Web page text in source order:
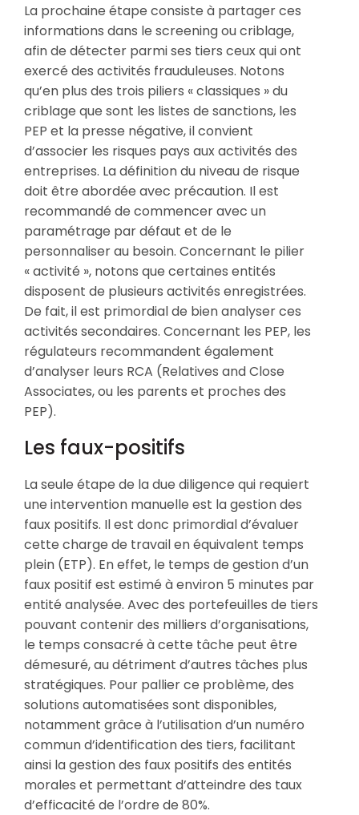
La prochaine étape consiste à partager ces
informations dans le screening ou criblage,
afin de détecter parmi ses tiers ceux qui ont
exercé des activités frauduleuses. Notons
qu’en plus des trois piliers « classiques » du
criblage que sont les listes de sanctions, les
PEP et la presse négative, il convient
d’associer les risques pays aux activités des
entreprises. La définition du niveau de risque
doit être abordée avec précaution. Il est
recommandé de commencer avec un
paramétrage par défaut et de le
personnaliser au besoin. Concernant le pilier
« activité », notons que certaines entités
disposent de plusieurs activités enregistrées.
De fait, il est primordial de bien analyser ces
activités secondaires. Concernant les PEP, les
régulateurs recommandent également
d’analyser leurs RCA (Relatives and Close
Associates, ou les parents et proches des
PEP).
Les faux-positifs
La seule étape de la due diligence qui requiert
une intervention manuelle est la gestion des
faux positifs. Il est donc primordial d’évaluer
cette charge de travail en équivalent temps
plein (ETP). En effet, le temps de gestion d’un
faux positif est estimé à environ 5 minutes par
entité analysée. Avec des portefeuilles de tiers
pouvant contenir des milliers d’organisations,
le temps consacré à cette tâche peut être
démesuré, au détriment d’autres tâches plus
stratégiques. Pour pallier ce problème, des
solutions automatisées sont disponibles,
notamment grâce à l’utilisation d’un numéro
commun d’identification des tiers, facilitant
ainsi la gestion des faux positifs des entités
morales et permettant d’atteindre des taux
d’efficacité de l’ordre de 80%.